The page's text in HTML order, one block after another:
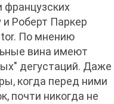
французских
Роберт Паркер
По мнению
вина имеют
дегустаций. Даже
когда перед ними
почти никогда не